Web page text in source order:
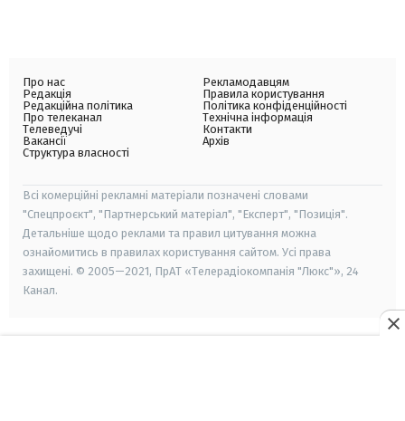
Про нас
Редакція
Редакційна політика
Про телеканал
Телеведучі
Вакансії
Структура власності
Рекламодавцям
Правила користування
Політика конфіденційності
Технічна інформація
Контакти
Архів
Всі комерційні рекламні матеріали позначені словами
"Спецпроєкт", "Партнерський матеріал", "Експерт", "Позиція".
Детальніше щодо реклами та правил цитування можна
ознайомитись в правилах користування сайтом. Усі права
захищені. © 2005—2021, ПрАТ «Телерадіокомпанія "Люкс"», 24
Канал.